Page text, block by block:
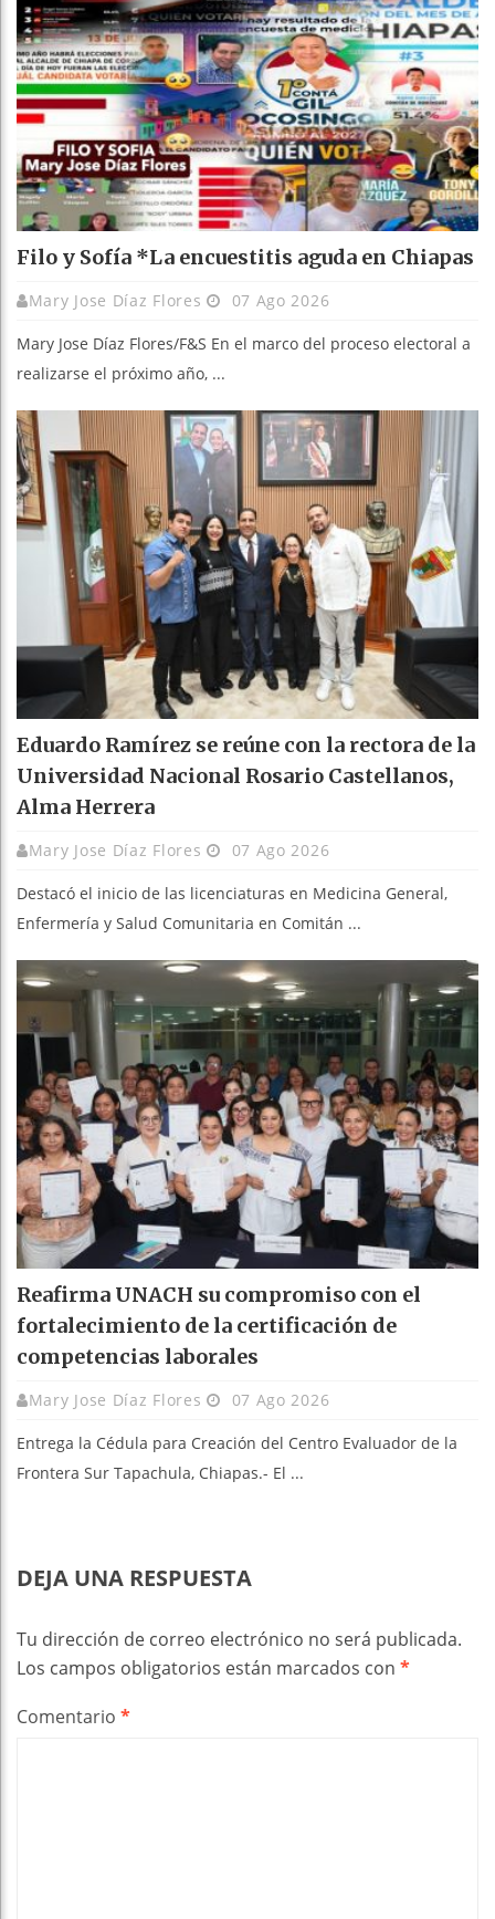
Filo y Sofía *La encuestitis aguda en Chiapas
Mary Jose Díaz Flores 07 Ago 2026
Mary Jose Díaz Flores/F&S En el marco del proceso electoral a
realizarse el próximo año, ...
Eduardo Ramírez se reúne con la rectora de la
Universidad Nacional Rosario Castellanos,
Alma Herrera
Mary Jose Díaz Flores 07 Ago 2026
Destacó el inicio de las licenciaturas en Medicina General,
Enfermería y Salud Comunitaria en Comitán ...
Reafirma UNACH su compromiso con el
fortalecimiento de la certificación de
competencias laborales
Mary Jose Díaz Flores 07 Ago 2026
Entrega la Cédula para Creación del Centro Evaluador de la
Frontera Sur Tapachula, Chiapas.- El ...
DEJA UNA RESPUESTA
Tu dirección de correo electrónico no será publicada.
Los campos obligatorios están marcados con *
Comentario *